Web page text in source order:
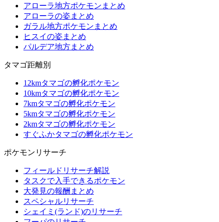
アローラ地方ポケモンまとめ
アローラの姿まとめ
ガラル地方ポケモンまとめ
ヒスイの姿まとめ
パルデア地方まとめ
タマゴ距離別
12kmタマゴの孵化ポケモン
10kmタマゴの孵化ポケモン
7kmタマゴの孵化ポケモン
5kmタマゴの孵化ポケモン
2kmタマゴの孵化ポケモン
すぐふかタマゴの孵化ポケモン
ポケモンリサーチ
フィールドリサーチ解説
タスクで入手できるポケモン
大発見の報酬まとめ
スペシャルリサーチ
シェイミ(ランド)のリサーチ